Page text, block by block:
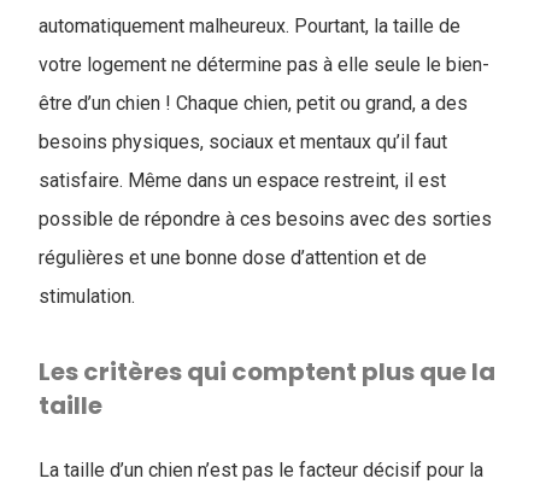
automatiquement malheureux. Pourtant, la taille de
votre logement ne détermine pas à elle seule le bien-
être d’un chien ! Chaque chien, petit ou grand, a des
besoins physiques, sociaux et mentaux qu’il faut
satisfaire. Même dans un espace restreint, il est
possible de répondre à ces besoins avec des sorties
régulières et une bonne dose d’attention et de
stimulation.
Les critères qui comptent plus que la
taille
La taille d’un chien n’est pas le facteur décisif pour la